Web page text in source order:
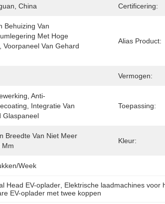
China Certificering:
Behuizing Van
Met Hoge
Voorpaneel Van Gehard
Alias Product:
Vermogen:
Anti-
Integratie Van
Glaspaneel
Toepassing:
Breedte Van Niet Meer
Mm
Kleur:
week
Head EV-oplader Elektrische laadmachines voor
EV-oplader met twee koppen